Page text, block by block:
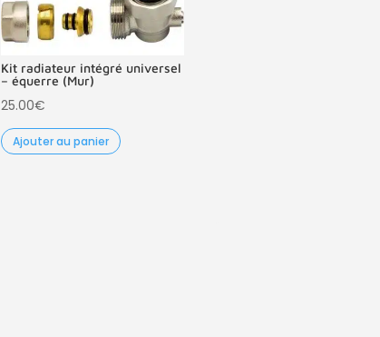
Kit radiateur intégré universel
– équerre (Mur)
25.00€
Ajouter au panier